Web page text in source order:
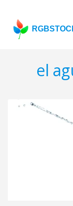
el